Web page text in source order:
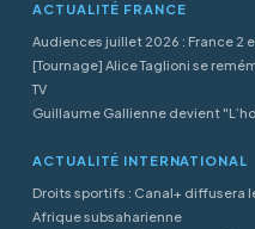
ACTUALITÉ FRANCE
Audiences juillet 2026 : France 2
[Tournage] Alice Taglioni se
TV
Guillaume Gallienne devient
ACTUALITÉ INTERNATIONAL
Droits sportifs : Canal+ diffusera
Afrique subsaharienne